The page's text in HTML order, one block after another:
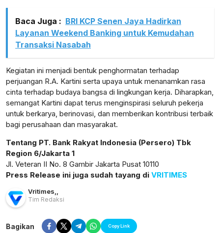
lensabidik.com
Baca Juga : BRI KCP Senen Jaya Hadirkan
Layanan Weekend Banking untuk Kemudahan
Transaksi Nasabah
Kegiatan ini menjadi bentuk penghormatan terhadap
perjuangan R.A. Kartini serta upaya untuk menanamkan rasa
cinta terhadap budaya bangsa di lingkungan kerja. Diharapkan,
semangat Kartini dapat terus menginspirasi seluruh pekerja
untuk berkarya, berinovasi, dan memberikan kontribusi terbaik
bagi perusahaan dan masyarakat.
Tentang PT. Bank Rakyat Indonesia (Persero) Tbk
Region 6/Jakarta 1
Jl. Veteran II No. 8 Gambir Jakarta Pusat 10110
Press Release ini juga sudah tayang di VRITIMES
Vritimes
Tim Redaksi
Bagikan Copy Link